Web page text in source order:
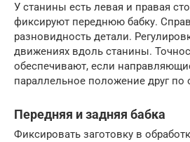
У станины есть левая и правая
фиксируют переднюю бабку.
разновидность детали.
движениях вдоль станины.
обеспечивают, если
параллельное положение друг по
Передняя и задняя бабка
Фиксировать заготовку в